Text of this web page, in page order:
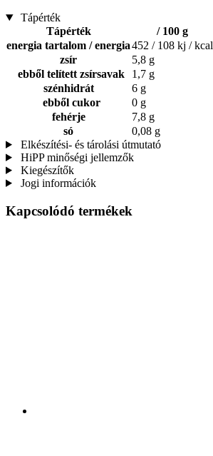
Tápérték
Tápérték
/ 100 g
energia tartalom / energia452 / 108 kj / kcal
zsír
5,8 g
ebből telített zsírsavak
1,7 g
szénhidrát
6 g
ebből cukor
0 g
fehérje
7,8 g
só
0,08 g
Elkészítési- és tárolási útmutató
HiPP minőségi jellemzők
Kiegészítők
Jogi információk
Kapcsolódó termékek